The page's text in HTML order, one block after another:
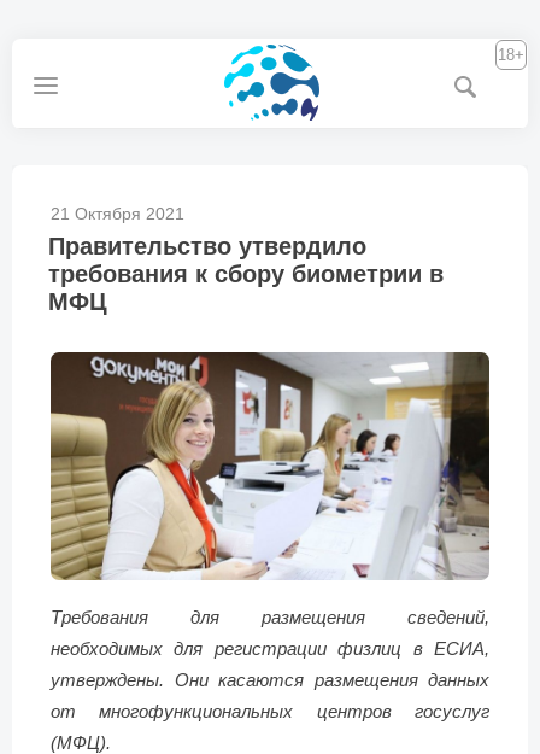
18+
21 Октября 2021
Правительство утвердило
требования к сбору биометрии в
МФЦ
Требования для размещения сведений,
необходимых для регистрации физлиц в ЕСИА,
утверждены. Они касаются размещения данных
от многофункциональных центров госуслуг
(МФЦ).